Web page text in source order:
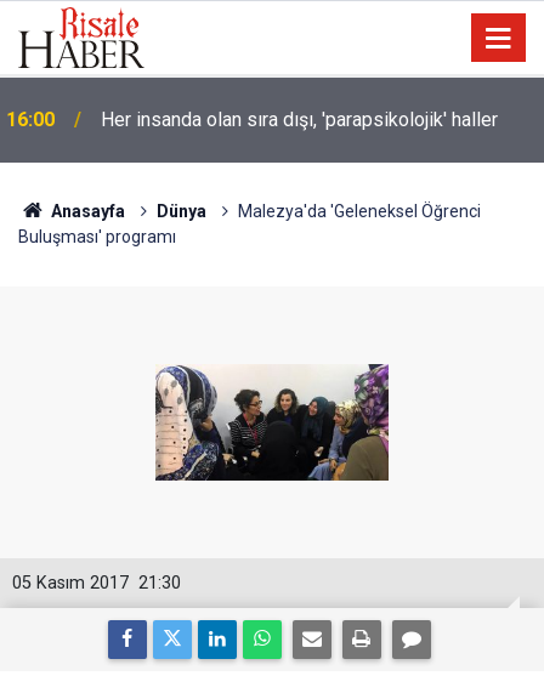
15:30
çocuğu katletti
Anasayfa Dünya
Malezya'da 'Geleneksel Öğrenci
Buluşması' programı
21:30
05 Kasım 2017